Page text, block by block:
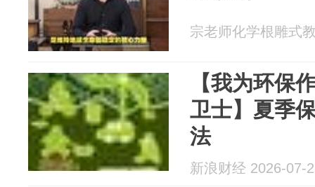
宗老师化学根雕式
【我为环保
卫士】夏季
法
新浪财经 2026-07-